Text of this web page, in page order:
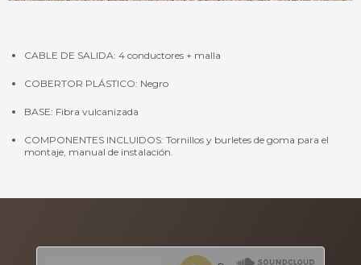
CABLE DE SALIDA: 4 conductores + malla
COBERTOR PLÁSTICO: Negro
BASE: Fibra vulcanizada
COMPONENTES INCLUIDOS: Tornillos y burletes de goma para el
montaje, manual de instalación.